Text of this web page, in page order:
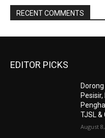
RECENT COMMENTS
EDITOR PICKS
TJSL &
August